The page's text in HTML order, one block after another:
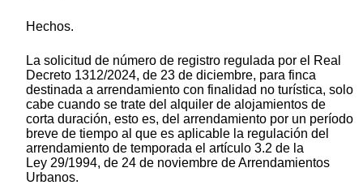
Hechos.
La solicitud de número de registro regulada por el Real
Decreto 1312/2024, de 23 de diciembre, para finca
destinada a arrendamiento con finalidad no turística, solo
cabe cuando se trate del alquiler de alojamientos de
corta duración, esto es, del arrendamiento por un período
breve de tiempo al que es aplicable la regulación del
arrendamiento de temporada el artículo 3.2 de la
Ley 29/1994, de 24 de noviembre de Arrendamientos
Urbanos.